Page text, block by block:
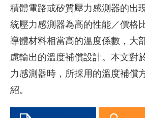
積體電路或矽質壓力感測器的出
統壓力感測器為高的性能／價格
導體材料相當高的溫度係數，大
慮輸出的溫度補償設計。本文對
力感測器時，所採用的溫度補償
紹。